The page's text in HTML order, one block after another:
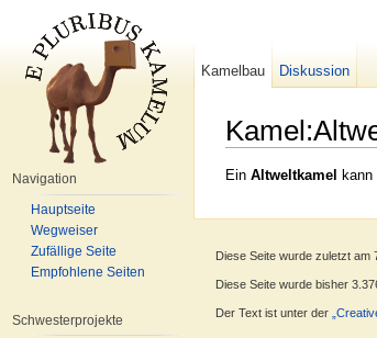
Ein Altweltkamel kann
Kamelbau Diskussion
Navigation
Hauptseite
Wegweiser
Zufällige Seite
Empfohlene Seiten
Schwesterprojekte
Diese Seite wurde zuletzt am
Diese Seite wurde bisher
Der Text ist unter der